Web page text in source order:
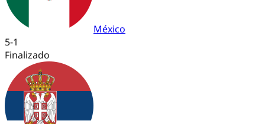
México
5-1
Finalizado